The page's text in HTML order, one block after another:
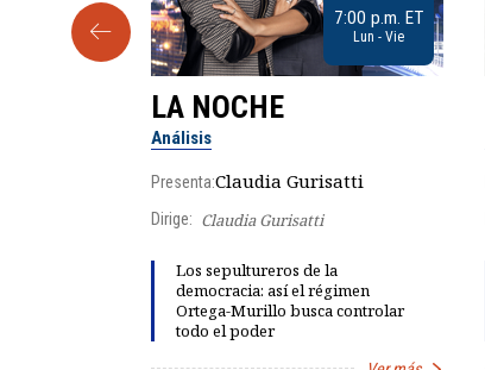
9:30 a.m. ET 7:00 p.m. ET
Lun - Vie
LA NOCHE
Análisis
Presenta:Claudia Gurisatti
Dirige: Claudia Gurisatti
Los sepultureros de la
democracia: así el régimen
Ortega-Murillo busca controlar
todo el poder